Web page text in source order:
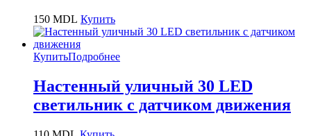
150 MDL Купить
КупитьПодробнее
Настенный уличный 30 LED
светильник с датчиком движения